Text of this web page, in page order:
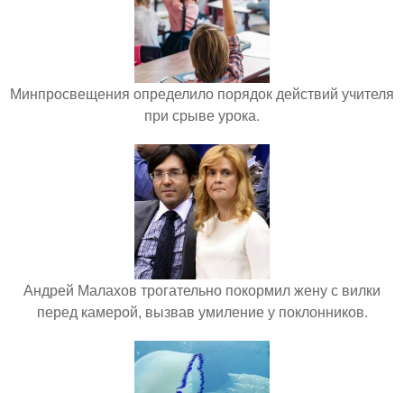
Минпросвещения определило порядок действий учителя
при срыве урока.
Андрей Малахов трогательно покормил жену с вилки
перед камерой, вызвав умиление у поклонников.